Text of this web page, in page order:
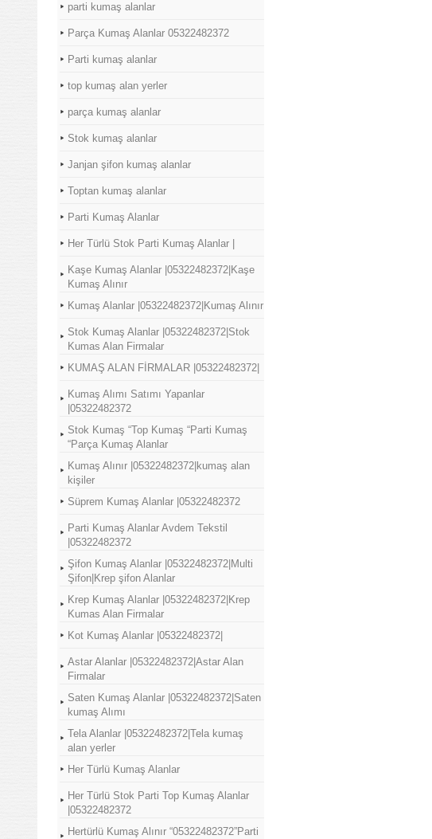
parti kumaş alanlar
Parça Kumaş Alanlar 05322482372
Parti kumaş alanlar
top kumaş alan yerler
parça kumaş alanlar
Stok kumaş alanlar
Janjan şifon kumaş alanlar
Toptan kumaş alanlar
Parti Kumaş Alanlar
Her Türlü Stok Parti Kumaş Alanlar |
Kaşe Kumaş Alanlar |05322482372|Kaşe
Kumaş Alınır
Kumaş Alanlar |05322482372|Kumaş Alınır
Stok Kumaş Alanlar |05322482372|Stok
Kumas Alan Firmalar
KUMAŞ ALAN FİRMALAR |05322482372|
Kumaş Alımı Satımı Yapanlar
|05322482372
Stok Kumaş “Top Kumaş “Parti Kumaş
“Parça Kumaş Alanlar
Kumaş Alınır |05322482372|kumaş alan
kişiler
Süprem Kumaş Alanlar |05322482372
Parti Kumaş Alanlar Avdem Tekstil
|05322482372
Şifon Kumaş Alanlar |05322482372|Multi
Şifon|Krep şifon Alanlar
Krep Kumaş Alanlar |05322482372|Krep
Kumas Alan Firmalar
Kot Kumaş Alanlar |05322482372|
Astar Alanlar |05322482372|Astar Alan
Firmalar
Saten Kumaş Alanlar |05322482372|Saten
kumaş Alımı
Tela Alanlar |05322482372|Tela kumaş
alan yerler
Her Türlü Kumaş Alanlar
Her Türlü Stok Parti Top Kumaş Alanlar
|05322482372
Hertürlü Kumaş Alınır “05322482372”Parti